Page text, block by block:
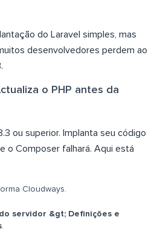
do Laravel simples, mas
desenvolvedores perdem ao
o PHP antes da
ou superior. Implanta seu código
o Composer falhará. Aqui está
Cloudways.
servidor &gt; Definições e
.